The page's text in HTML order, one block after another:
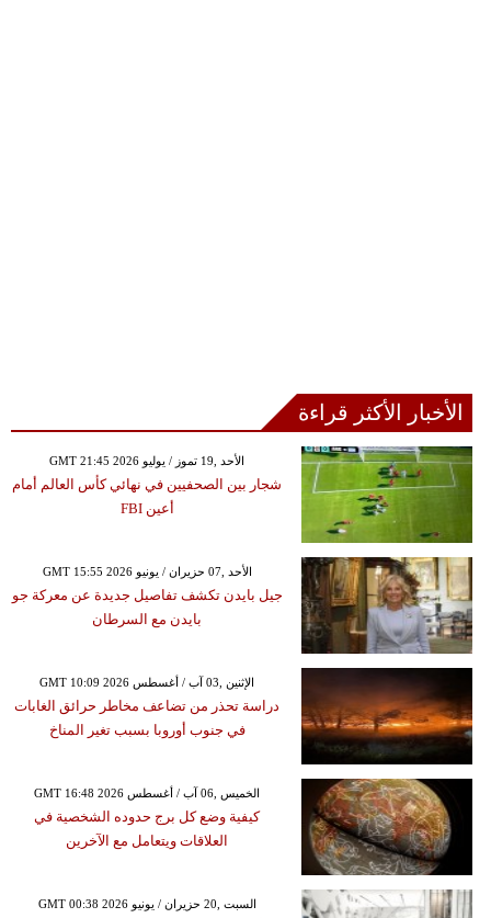
الأخبار الأكثر قراءة
GMT 21:45 2026 الأحد ,19 تموز / يوليو
شجار بين الصحفيين في نهائي كأس العالم أمام
أعين FBI
GMT 15:55 2026 الأحد ,07 حزيران / يونيو
جيل بايدن تكشف تفاصيل جديدة عن معركة جو
بايدن مع السرطان
GMT 10:09 2026 الإثنين ,03 آب / أغسطس
دراسة تحذر من تضاعف مخاطر حرائق الغابات
في جنوب أوروبا بسبب تغير المناخ
GMT 16:48 2026 الخميس ,06 آب / أغسطس
كيفية وضع كل برج حدوده الشخصية في
العلاقات ويتعامل مع الآخرين
GMT 00:38 2026 السبت ,20 حزيران / يونيو